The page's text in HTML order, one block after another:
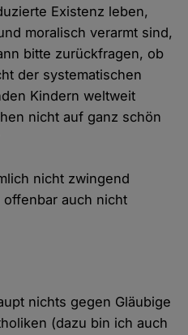
Existenz leben,
moralisch verarmt sind,
bitte zurückfragen, ob
der systematischen
Kindern weltweit
nicht auf ganz schön
nicht zwingend
auch nicht
nichts gegen Gläubige
(dazu bin ich auch